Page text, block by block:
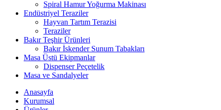
Spiral Hamur Yoğurma Makinası
Endüstriyel Teraziler
Hayvan Tartım Terazisi
Teraziler
Bakır Teşhir Ürünleri
Bakır İskender Sunum Tabakları
Masa Üstü Ekipmanlar
Dispenser Peçetelik
Masa ve Sandalyeler
Anasayfa
Kurumsal